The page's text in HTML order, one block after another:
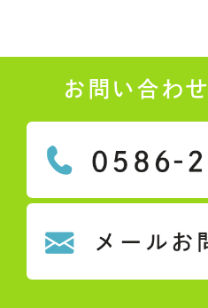
お問い合わ